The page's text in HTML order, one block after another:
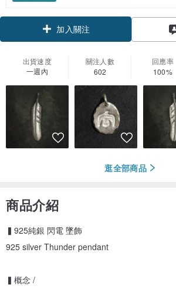
加入關注
出貨速度
一週內
關注人數
602
回應率
100%
逛全部商品
商品介紹
▍925純銀 閃電 墜飾
925 silver Thunder pendant
▍概念 /